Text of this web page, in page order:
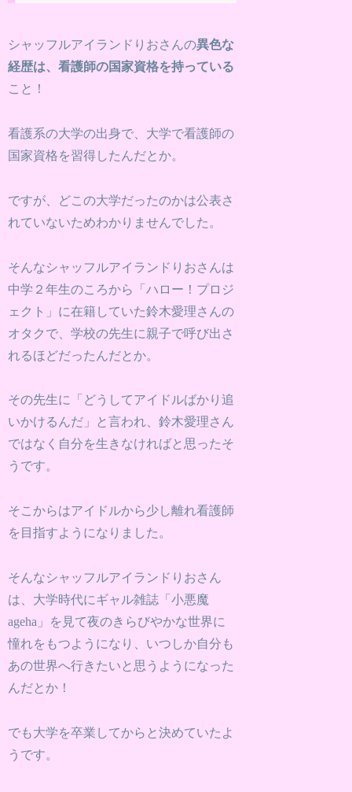
シャッフルアイランドりおさんの異色な
経歴は、看護師の国家資格を持っている
こと！
看護系の大学の出身で、大学で看護師の
国家資格を習得したんだとか。
ですが、どこの大学だったのかは公表さ
れていないためわかりませんでした。
そんなシャッフルアイランドりおさんは
中学２年生のころから「ハロー！プロジ
ェクト」に在籍していた鈴木愛理さんの
オタクで、学校の先生に親子で呼び出さ
れるほどだったんだとか。
その先生に「どうしてアイドルばかり追
いかけるんだ」と言われ、鈴木愛理さん
ではなく自分を生きなければと思ったそ
うです。
そこからはアイドルから少し離れ看護師
を目指すようになりました。
そんなシャッフルアイランドりおさん
は、大学時代にギャル雑誌「小悪魔
ageha」を見て夜のきらびやかな世界に
憧れをもつようになり、いつしか自分も
あの世界へ行きたいと思うようになった
んだとか！
でも大学を卒業してからと決めていたよ
うです。